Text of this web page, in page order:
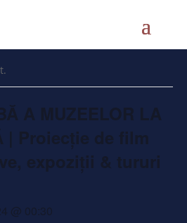
A MUZEELOR LA
| Proiecție de film
expoziții & tururi
@ 00:30